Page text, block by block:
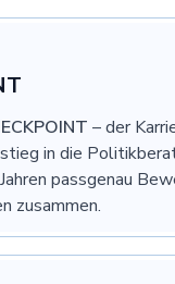
– der
in die
passgenau
zusammen.